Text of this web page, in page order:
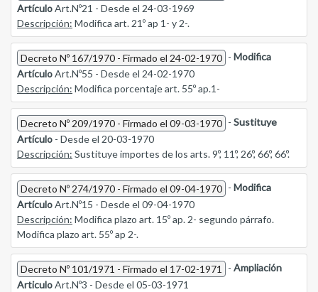
ArtículoArt.Nº21 - Desde el 24-03-1969
Descripción: Modifica art. 21º ap 1- y 2-.
Decreto Nº 167/1970 - Firmado el 24-02-1970 - Modifica
ArtículoArt.Nº55 - Desde el 24-02-1970
Descripción: Modifica porcentaje art. 55º ap.1-
Decreto Nº 209/1970 - Firmado el 09-03-1970 - Sustituye
Artículo - Desde el 20-03-1970
Descripción: Sustituye importes de los arts. 9º, 11º, 26º, 66º, 66º.
Decreto Nº 274/1970 - Firmado el 09-04-1970 - Modifica
ArtículoArt.Nº15 - Desde el 09-04-1970
Descripción: Modifica plazo art. 15º ap. 2- segundo párrafo.
Modifica plazo art. 55º ap 2-.
Decreto Nº 101/1971 - Firmado el 17-02-1971 - Ampliación
ArticuloArt.Nº3 - Desde el 05-03-1971